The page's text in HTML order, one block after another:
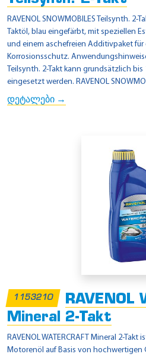
RAVENOL SNOWMOBILES Teilsynth.
Taktöl, blau eingefärbt, mit speziellen
und einem aschefreien Additivpaket
Korrosionsschutz. Anwendungshinweise
Teilsynth. 2-Takt kann grundsätzlich
eingesetzt werden. RAVENOL
დეტალები →
1153210
RAVENOL
Mineral 2-Takt
RAVENOL WATERCRAFT Mineral 2-
Motorenöl auf Basis von hochwertigen